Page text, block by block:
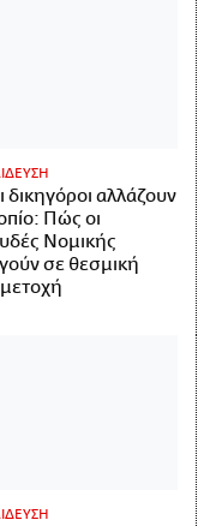
δικηγόροι αλλάζουν
Πώς οι
Νομικής
σε θεσμική